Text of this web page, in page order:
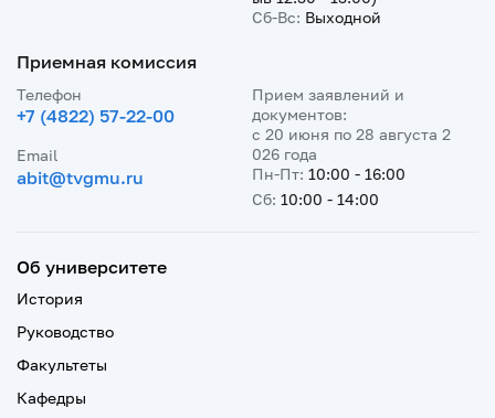
Сб-Вс: Выходной
Приемная комиссия
Телефон
+7 (4822) 57-22-00
Email
abit@tvgmu.ru
Прием заявлений и
документов:
с 20 июня по 28 августа 2
026 года
Пн-Пт: 10:00 - 16:00
Сб: 10:00 - 14:00
Об университете
История
Руководство
Факультеты
Кафедры